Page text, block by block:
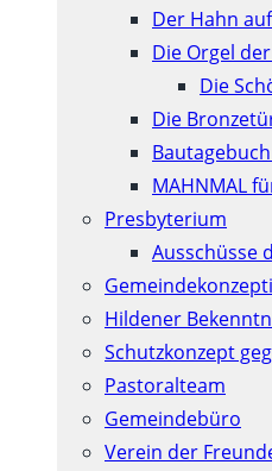
Der Hahn
Die Orgel
Die
Die
MAHNMAL
Presbyterium
Ausschüsse
Hildener
Schutzkonzept
Pastoralteam
Gemeindebüro
Verein der